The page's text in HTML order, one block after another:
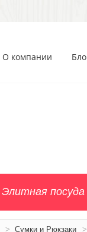
О компании
Элитная посуда
> Сумки и Рюкзаки >